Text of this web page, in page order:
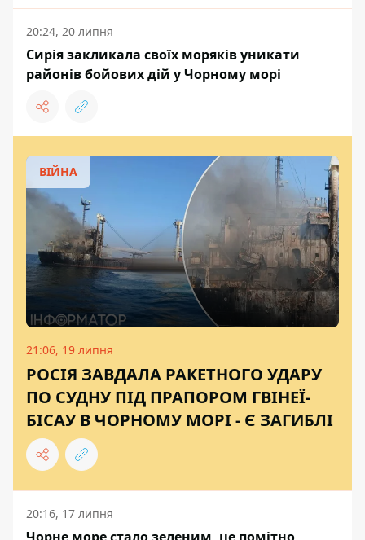
20:24, 20 липня
Сирія закликала своїх моряків уникати
районів бойових дій у Чорному морі
ВІЙНА
21:06, 19 липня
РОСІЯ ЗАВДАЛА РАКЕТНОГО УДАРУ
ПО СУДНУ ПІД ПРАПОРОМ ГВІНЕЇ-
БІСАУ В ЧОРНОМУ МОРІ - Є ЗАГИБЛІ
20:16, 17 липня